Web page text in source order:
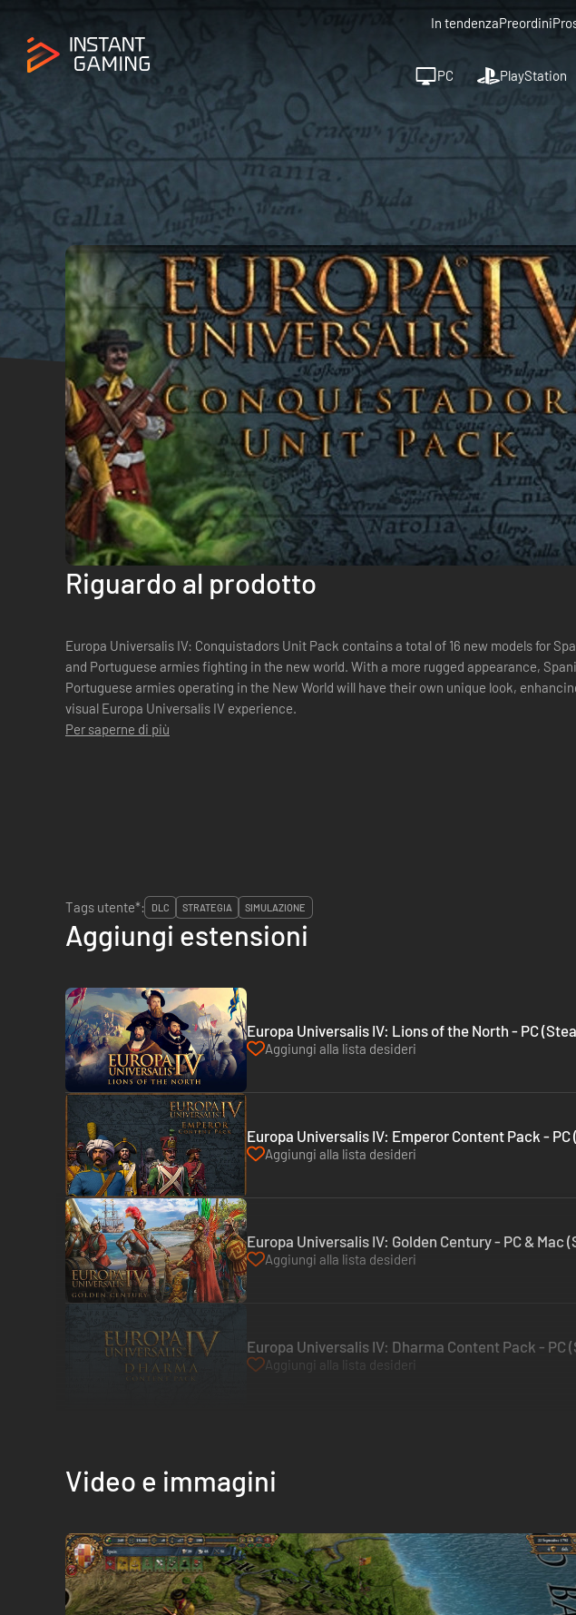
In tendenzaPreordini
PC PlayStation
Riguardo al prodotto
Europa Universalis IV: Conquistadors Unit Pack contains a total of 16 new models for
and Portuguese armies fighting in the new world. With a more rugged appearance, Spanish and
Portuguese armies operating in the New World will have their own unique look,
visual Europa Universalis IV experience.
Per saperne di più
Tags utente*:
DLC STRATEGIA SIMULAZIONE
Aggiungi estensioni
Europa Universalis IV: Lions of the North - PC
Aggiungi alla lista desideri
Europa Universalis IV: Emperor Content Pack - PC
Aggiungi alla lista desideri
Europa Universalis IV: Golden Century - PC & Mac
Aggiungi alla lista desideri
Europa Universalis IV: Dharma Content Pack - PC
Aggiungi alla lista desideri
Video e immagini